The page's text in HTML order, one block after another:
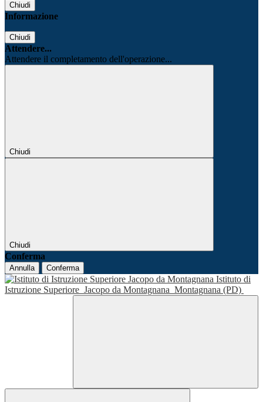
Chiudi
Informazione
Chiudi
Attendere...
Attendere il completamento dell'operazione...
Chiudi
Chiudi
Conferma
Annulla Conferma
Istituto di
Istruzione Superiore Jacopo da Montagnana Montagnana (PD)